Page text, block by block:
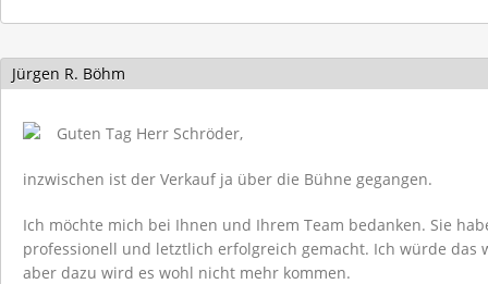
Jürgen R. Böhm
Guten Tag Herr Schröder,
inzwischen ist der Verkauf ja über die Bühne gegangen.
Ich möchte mich bei Ihnen und Ihrem Team bedanken. Sie
professionell und letztlich erfolgreich gemacht. Ich würde das
aber dazu wird es wohl nicht mehr kommen.